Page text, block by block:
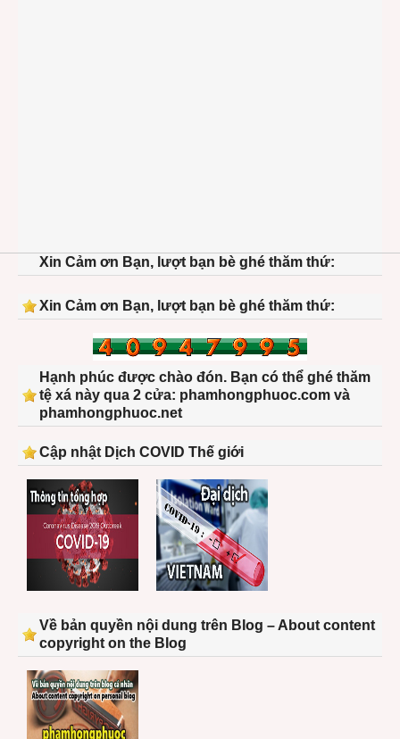
Xin Cảm ơn Bạn, lượt bạn bè ghé thăm thứ:
Xin Cảm ơn Bạn, lượt bạn bè ghé thăm thứ:
Hạnh phúc được chào đón. Bạn có thể ghé thăm
tệ xá này qua 2 cửa: phamhongphuoc.com và
phamhongphuoc.net
Cập nhật Dịch COVID Thế giới
Về bản quyền nội dung trên Blog – About content
copyright on the Blog